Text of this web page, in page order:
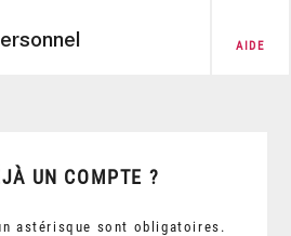
AIDE
UN COMPTE ?
astérisque sont obligatoires.